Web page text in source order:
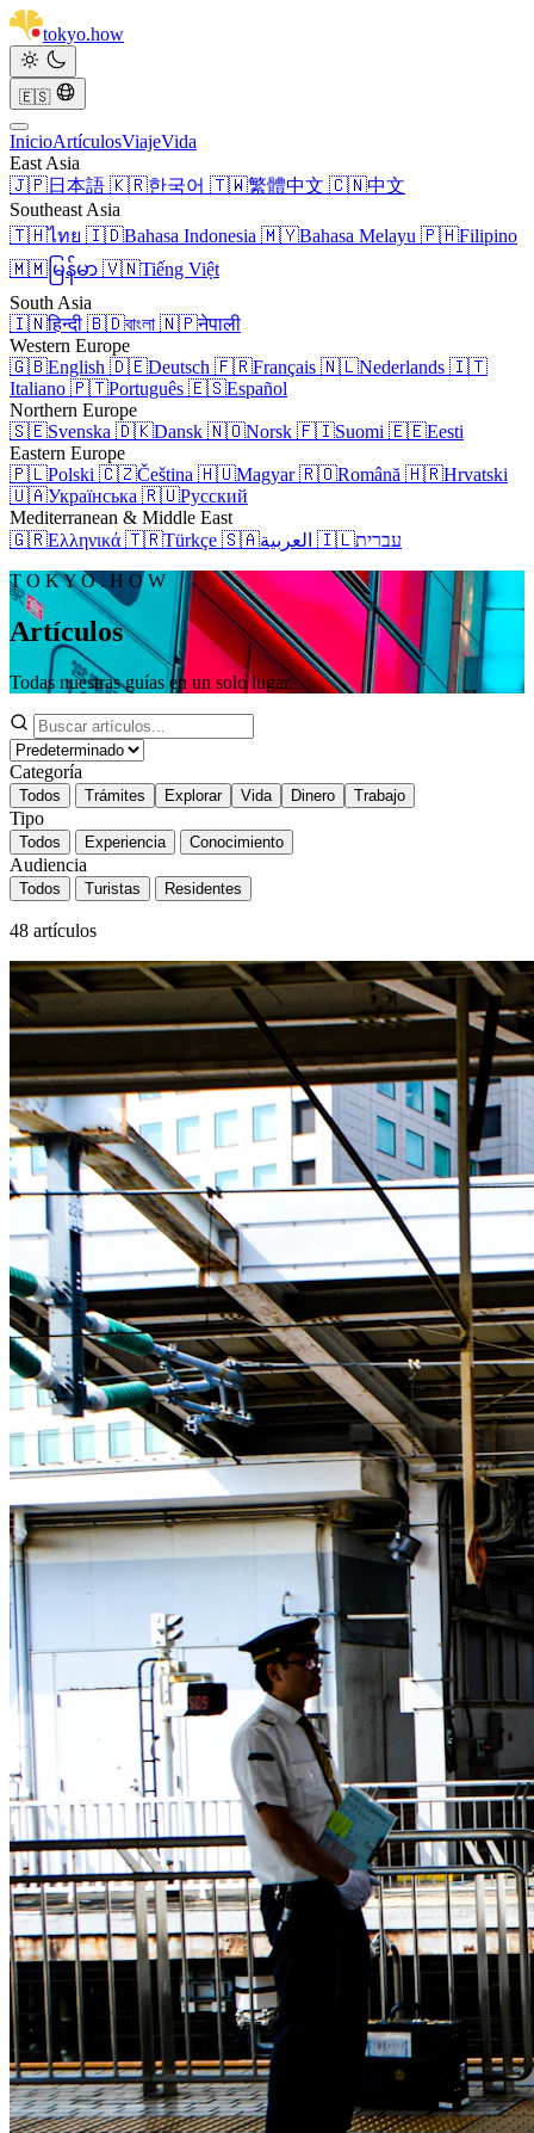
tokyo.how
🇪🇸
InicioArtículosViajeVida
East Asia
🇯🇵日本語 🇰🇷한국어 🇹🇼繁體中文 🇨🇳中文
Southeast Asia
🇹🇭ไทย 🇮🇩Bahasa Indonesia 🇲🇾Bahasa Melayu 🇵🇭Filipino
🇲🇲 မြန်မာ 🇻🇳Tiếng Việt
South Asia
🇮🇳हिन्दी 🇧🇩বাংলা 🇳🇵नेपाली
Western Europe
🇬🇧English 🇩🇪Deutsch 🇫🇷Français 🇳🇱Nederlands 🇮🇹
Italiano 🇵🇹Português 🇪🇸Español
Northern Europe
🇸🇪Svenska 🇩🇰Dansk 🇳🇴Norsk 🇫🇮Suomi 🇪🇪Eesti
Eastern Europe
🇵🇱Polski 🇨🇿Čeština 🇭🇺Magyar🇷🇴Română 🇭🇷Hrvatski
🇺🇦Українська 🇷🇺Русский
Mediterranean & Middle East
🇬🇷Ελληνικά 🇹🇷Türkçe 🇸🇦 🇮🇱עברית
T O K Y O . H O W
Artículos
Todas nuestras guías en un solo lugar.
Categoría
Todos Trámites Explorar Vida Dinero Trabajo
Tipo
Todos Experiencia Conocimiento
Audiencia
Todos Turistas Residentes
48 artículos